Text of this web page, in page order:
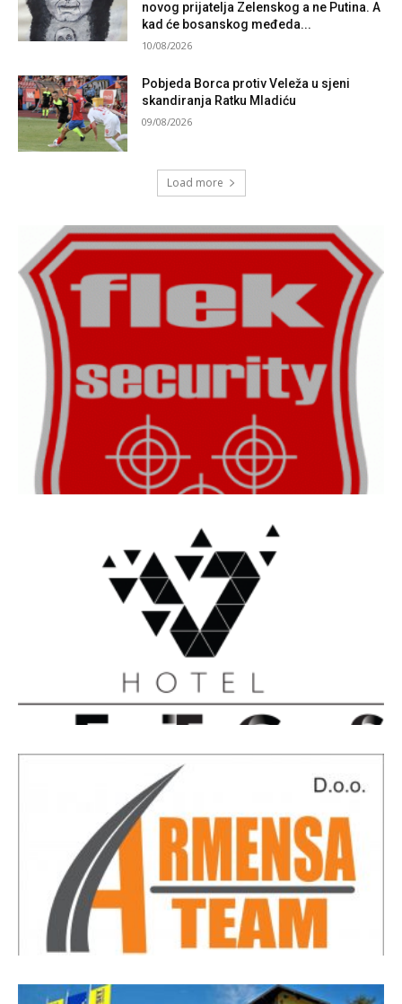
novog prijatelja Zelenskog a ne Putina. A
kad će bosanskog međeda...
10/08/2026
Pobjeda Borca protiv Veleža u sjeni
skandiranja Ratku Mladiću
09/08/2026
Load more